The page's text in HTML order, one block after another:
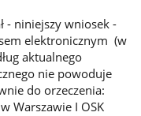
- niniejszy wniosek -
elektronicznym (w
aktualnego
nie powoduje
do orzeczenia:
Warszawie I OSK